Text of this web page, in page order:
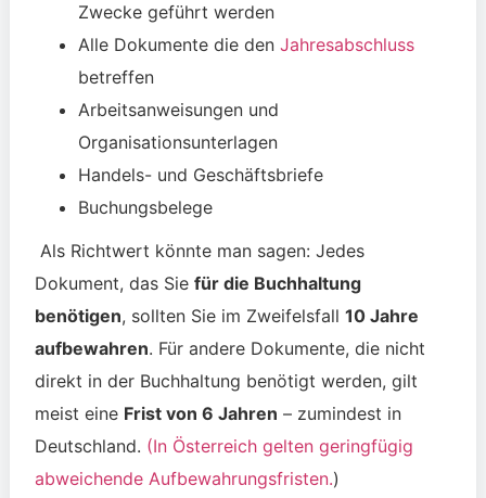
Zwecke geführt werden
Alle Dokumente die den Jahresabschluss
betreffen
Arbeitsanweisungen und
Organisationsunterlagen
Handels- und Geschäftsbriefe
Buchungsbelege
Als Richtwert könnte man sagen: Jedes
Dokument, das Sie für die Buchhaltung
benötigen, sollten Sie im Zweifelsfall 10 Jahre
aufbewahren. Für andere Dokumente, die nicht
direkt in der Buchhaltung benötigt werden, gilt
meist eine Frist von 6 Jahren – zumindest in
Deutschland. (In Österreich gelten geringfügig
abweichende Aufbewahrungsfristen.)